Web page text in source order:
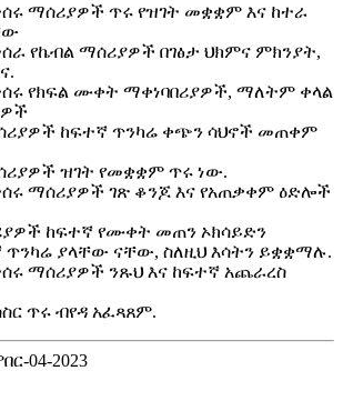
ማሰሪያዎች ጥሩ የዝገት መቋቋም እና ከተራ
የኬብል ማሰሪያዎች በገፅታ ህክምና ምክንያት,
የክፍል ሙቀት ማቀነባበሪያዎች, ማለትም ቀላል
ከፍተኛ ጥንካሬ ቀጭን ሳህኖች መጠቀም
ዝገት የመቋቋም ጥሩ ነው.
ማሰሪያዎች ገጽ ቆንጆ እና የአጠቃቀም ዕድሎች
ከፍተኛ የሙቀት መጠን ኦክሳይድን
ያላቸው ናቸው, ስለዚህ እሳትን ይቋቋማሉ.
ማሰሪያዎች ንጹህ እና ከፍተኛ አጨራረስ
ጥሩ ብየዳ አፈጻጸም.
04-2023